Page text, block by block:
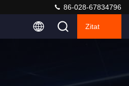
86-028-67834796
Zitat